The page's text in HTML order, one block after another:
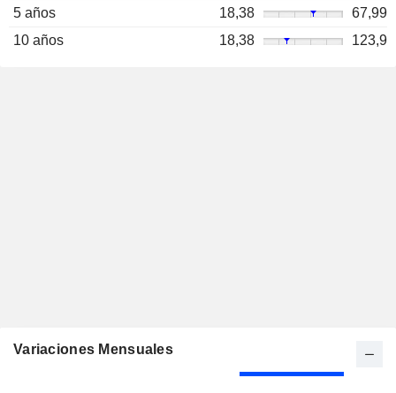
5 años
18,38
67,99
10 años
18,38 123,9
Variaciones Mensuales